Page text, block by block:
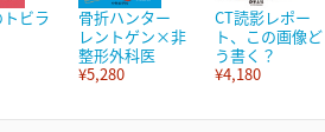
ビラ
骨折ハンター
レントゲン×非
整形外科医
¥5,280
CT読影レポー
ト、この画像ど
う書く？
¥4,180